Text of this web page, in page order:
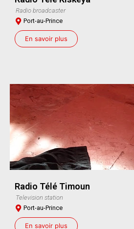
Radio broadcaster
Port-au-Prince
En savoir plus
Radio Télé Timoun
Television station
Port-au-Prince
En savoir plus